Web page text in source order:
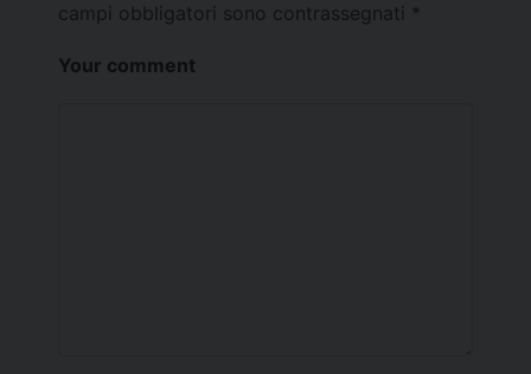
campi obbligatori sono contrassegnati *
Your comment